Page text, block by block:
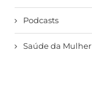
Podcasts
Saúde da Mulher